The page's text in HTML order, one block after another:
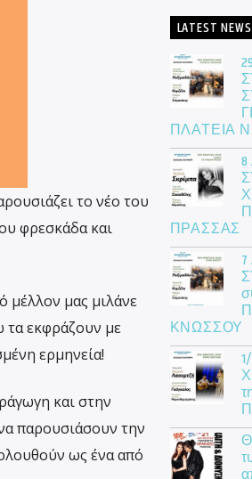
το νέο του
φρεσκάδα και
μέλλον μας μιλάνε
τα εκφράζουν με
ερμηνεία!
και στην
παρουσιάσουν την
ως ένα από
LATEST NEWS
ΠΛΑΤΕΙΑ
ΠΡΑΣΣΑΣ
ΚΝΩΣΣΟΥ